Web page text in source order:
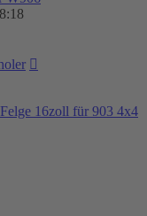
16zoll für 903 4x4